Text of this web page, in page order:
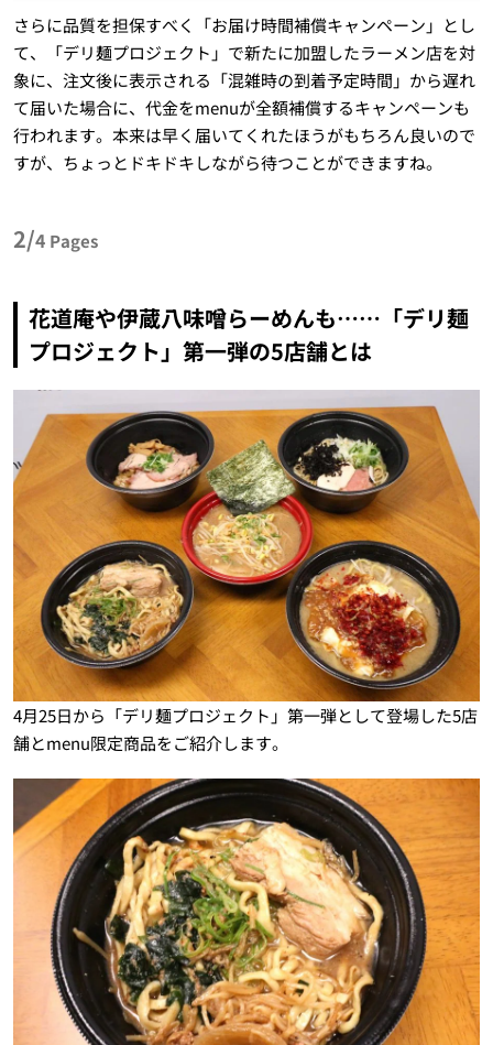
さらに品質を担保すべく「お届け時間補償キャンペーン」とし
て、「デリ麺プロジェクト」で新たに加盟したラーメン店を対
象に、注文後に表示される「混雑時の到着予定時間」から遅れ
て届いた場合に、代金をmenuが全額補償するキャンペーンも
行われます。本来は早く届いてくれたほうがもちろん良いので
すが、ちょっとドキドキしながら待つことができますね。
2/4 Pages
花道庵や伊蔵八味噌らーめんも……「デリ麺
プロジェクト」第一弾の5店舗とは
4月25日から「デリ麺プロジェクト」第一弾として登場した5店
舗とmenu限定商品をご紹介します。